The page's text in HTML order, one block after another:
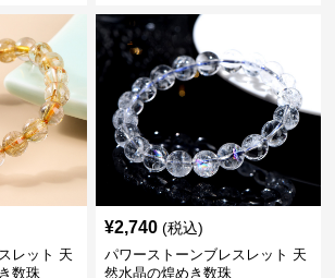
レット 天
数珠
¥2,740 (税込)
パワーストーンブレスレット 天
然水晶の煌めき数珠